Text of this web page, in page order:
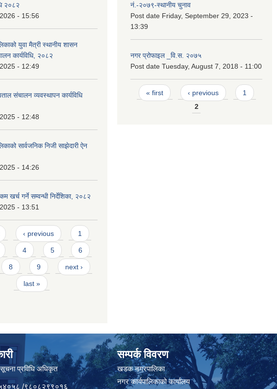
२०८२
- 15:56
युवा मैत्री स्थानीय शासन
कार्यविधि, २०८२
- 12:49
संचालन व्यवस्थापन कार्यविधि
- 12:48
सार्वजनिक निजी साझेदारी ऐन
- 14:26
खर्च गर्ने सम्वन्धी निर्देशिका, २०८२
- 13:51
‹ previous 1
4 5 6
8 9 next ›
last »
नं.-२०७९-स्थानीय चुनाव
Post date Friday, September 29, 2023 -
13:39
नगर प्रोफाइल _वि.स. २०७५
Post date Tuesday, August 7, 2018 - 11:00
Pages
« first ‹ previous
1
2
प्रविधि अधिकृत
/९८०८२९९०१६
सम्पर्क विवरण
खडक नगरपालिका
नगर कार्यपालिकाको कार्यालय